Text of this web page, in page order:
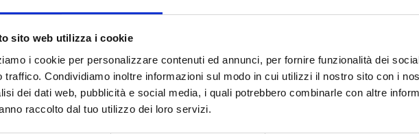
sito web utilizza i cookie
i cookie per personalizzare contenuti ed annunci, per fornire funzionalità dei
traffico. Condividiamo inoltre informazioni sul modo in cui utilizzi il nostro sito con i
dei dati web, pubblicità e social media, i quali potrebbero combinarle con altre
raccolto dal tuo utilizzo dei loro servizi.
sul prodotto